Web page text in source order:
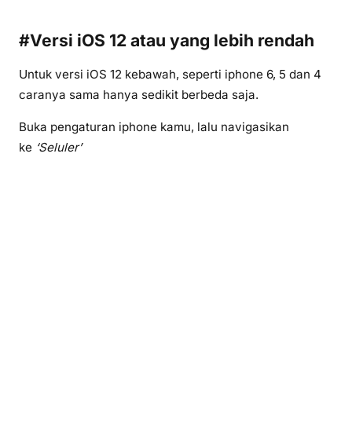
#Versi iOS 12 atau yang lebih rendah
Untuk versi iOS 12 kebawah, seperti iphone 6, 5 dan 4
caranya sama hanya sedikit berbeda saja.
Buka pengaturan iphone kamu, lalu navigasikan
ke ‘Seluler’